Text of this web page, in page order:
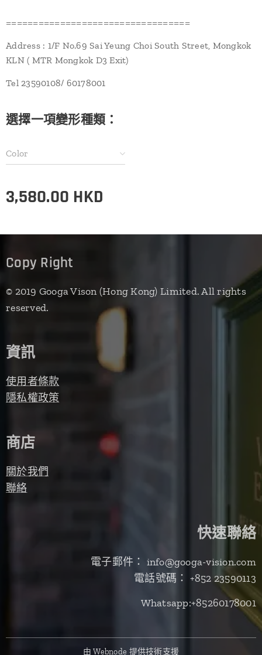
==================================
Address : 1/F No.69 Sai Yeung Choi South Street, Mongkok
KLN ( MTR Mongkok D3 Exit)
Tel 23590108/ 60178001
選擇一項變形種類：
Color
3,580.00 HKD
Copy Right
© 2019 Googa Vison (Hong Kong) Limited. All rights
reserved.
資訊
使用者條款
隱私權政策
商店
關於我們
聯絡
快速聯絡
電子郵件： info@googa-vision.com
電話號碼： +852 23590113
Whatsapp:+85260178001
由Webnode 提供技術支援